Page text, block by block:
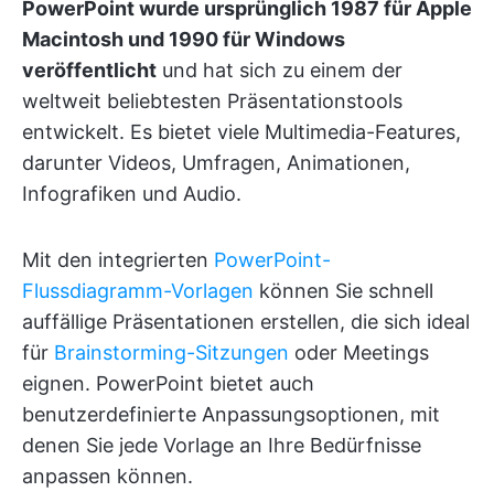
PowerPoint wurde ursprünglich 1987 für Apple
Macintosh und 1990 für Windows
veröffentlicht und hat sich zu einem der
weltweit beliebtesten Präsentationstools
entwickelt. Es bietet viele Multimedia-Features,
darunter Videos, Umfragen, Animationen,
Infografiken und Audio.
Mit den integrierten PowerPoint-
Flussdiagramm-Vorlagen können Sie schnell
auffällige Präsentationen erstellen, die sich ideal
für Brainstorming-Sitzungen oder Meetings
eignen. PowerPoint bietet auch
benutzerdefinierte Anpassungsoptionen, mit
denen Sie jede Vorlage an Ihre Bedürfnisse
anpassen können.